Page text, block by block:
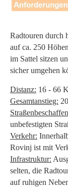
Radtouren durch
auf ca. 250
im Sattel sitzen
sicher umgehen
Distanz: 16 - 66
Gesamtanstieg:
unbefestigten
Verkehr:
Rovinj ist mit
Infrastruktur:
selten, die
auf ruhigen